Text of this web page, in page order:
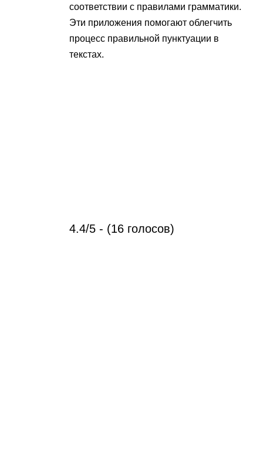
соответствии с правилами грамматики.
Эти приложения помогают облегчить
процесс правильной пунктуации в
текстах.
4.4/5 - (16 голосов)